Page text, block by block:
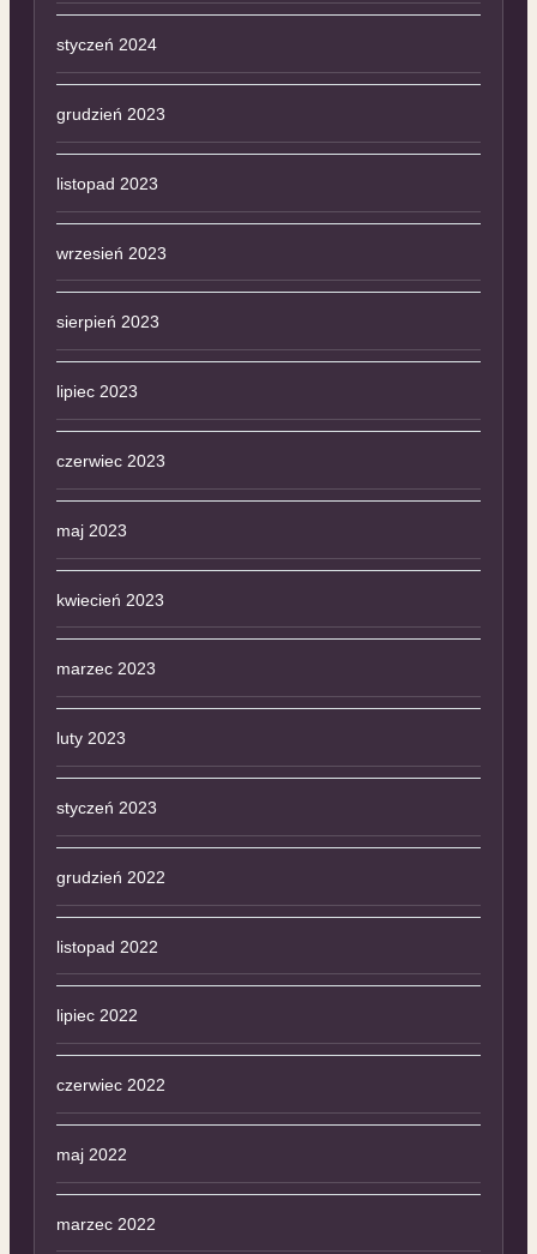
styczeń 2024
grudzień 2023
listopad 2023
wrzesień 2023
sierpień 2023
lipiec 2023
czerwiec 2023
maj 2023
kwiecień 2023
marzec 2023
luty 2023
styczeń 2023
grudzień 2022
listopad 2022
lipiec 2022
czerwiec 2022
maj 2022
marzec 2022